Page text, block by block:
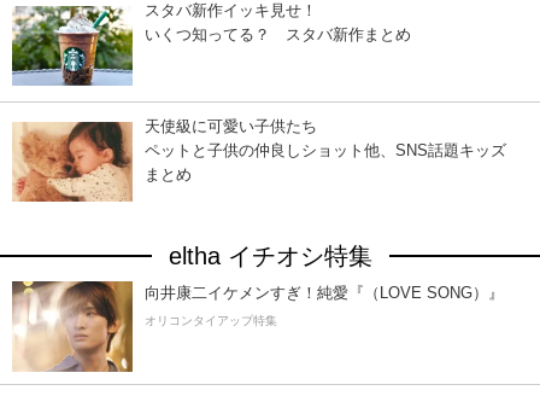
スタバ新作イッキ見せ！
いくつ知ってる？ スタバ新作まとめ
天使級に可愛い子供たち
ペットと子供の仲良しショット他、SNS話題キッズ
まとめ
eltha イチオシ特集
向井康二イケメンすぎ！純愛『（LOVE SONG）』
オリコンタイアップ特集